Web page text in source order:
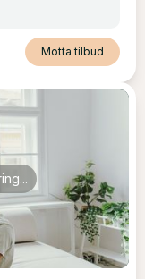
Motta tilbud